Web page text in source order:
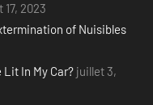
17, 2023
of Nuisibles
Lit In My Car? juillet 3,